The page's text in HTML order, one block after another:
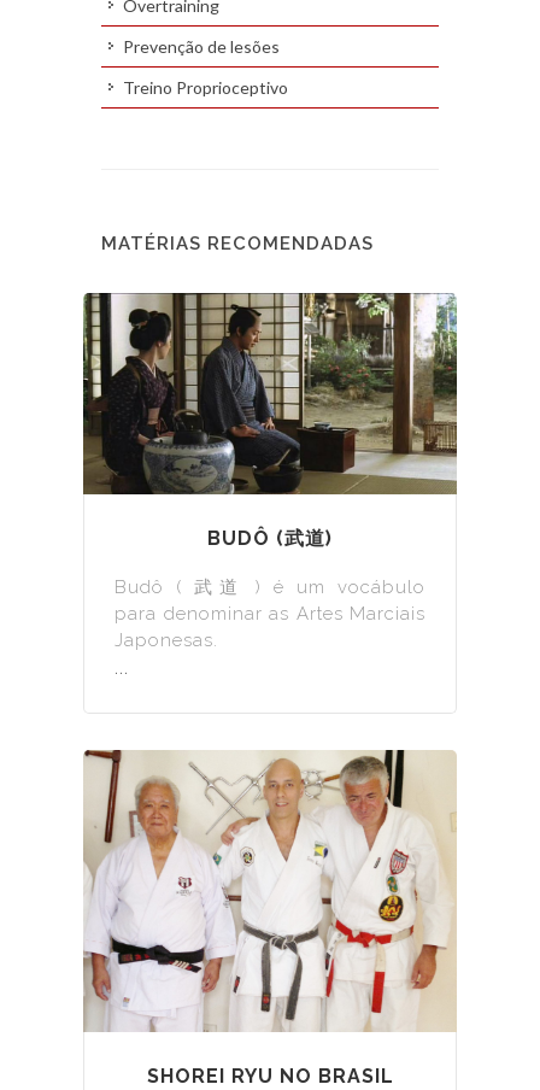
Overtraining
Prevenção de lesões
Treino Proprioceptivo
MATÉRIAS RECOMENDADAS
BUDÔ (武道)
Budô ( 武道 ) é um vocábulo
para denominar as Artes Marciais
Japonesas.
SHOREI RYU NO BRASIL